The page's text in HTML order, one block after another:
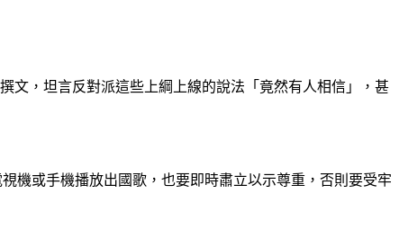
文，坦言反對派這些上綱上線的說法「竟然有人相信」，甚
機或手機播放出國歌，也要即時肅立以示尊重，否則要受牢